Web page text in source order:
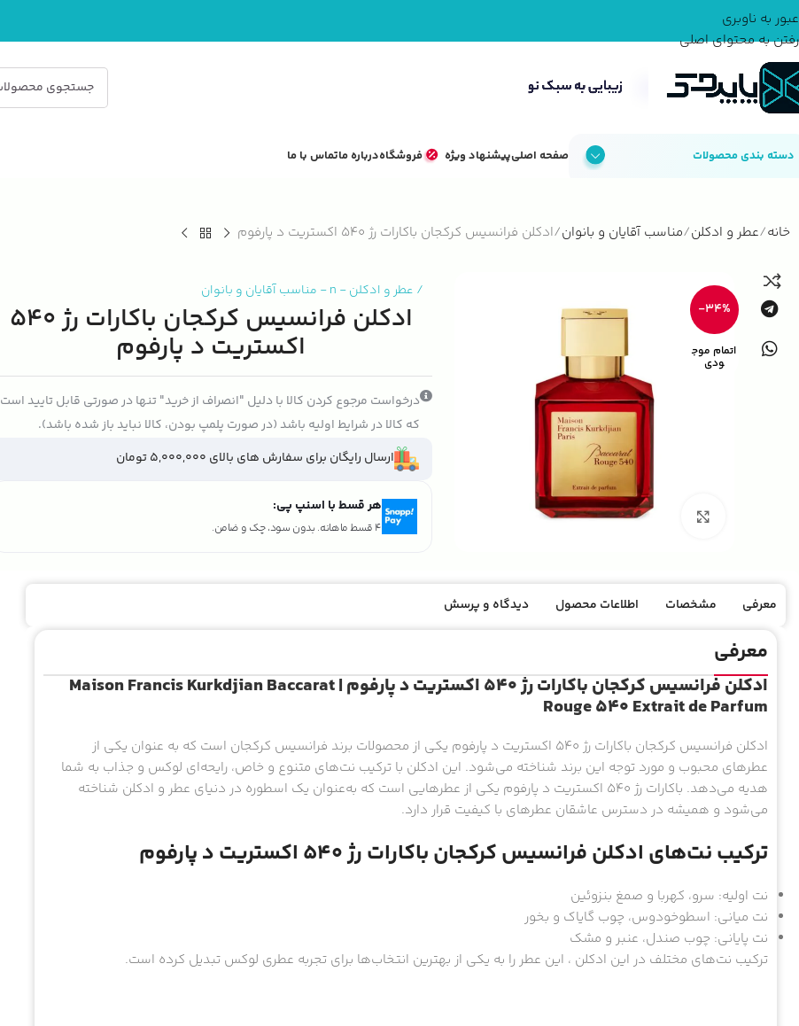
عبور به ناوبری
رفتن به محتوای اصلی
دسته بندی محصولات صفحه اصلیپیشنهاد ویژه فروشگاهدرباره ماتماس با ما
خانه عطر و ادکلن مناسب آقایان و بانوان ادکلن فرانسیس کرکجان باکارات رژ 540 اکستریت د پارفوم
-34%
اتمام موج
ودی
بزرگنمایی تصویر
/ عطر و ادکلن-
n
- مناسب آقایان و بانوان
ادکلن فرانسیس کرکجان باکارات رژ 540
اکستریت د پارفوم
درخواست مرجوع کردن کالا با دلیل "انصراف از خرید" تنها در صورتی قابل تایید است
که کالا در شرایط اولیه باشد (در صورت پلمپ بودن، کالا نباید باز شده باشد).
ارسال رایگان برای سفارش های بالای 5,000,000 تومان
هر قسط با اسنپ پی:
4 قسط ماهانه. بدون سود، چک و ضامن.
معرفی مشخصات اطلاعات محصول دیدگاه و پرسش
معرفی
ادکلن فرانسیس کرکجان باکارات رژ 540 اکستریت د پارفوم | Maison Francis Kurkdjian Baccarat
Rouge 540 Extrait de Parfum
ادکلن فرانسیس کرکجان باکارات رژ 540 اکستریت د پارفوم یکی از محصولات برند فرانسیس کرکجان است که به عنوان یکی از
عطرهای محبوب و مورد توجه این برند شناخته می‌شود. این ادکلن با ترکیب نت‌های متنوع و خاص، رایحه‌ای لوکس و جذاب به شما
هدیه می‌دهد. باکارات رژ 540 اکستریت د پارفوم یکی از عطرهایی است که به‌عنوان یک اسطوره در دنیای عطر و ادکلن شناخته
می‌شود و همیشه در دسترس عاشقان عطرهای با کیفیت قرار دارد.
ترکیب نت‌های ادکلن فرانسیس کرکجان باکارات رژ 540 اکستریت د پارفوم
نت اولیه: سرو، کهربا و صمغ بنزوئین
نت میانی: اسطوخودوس، چوب گایاک و بخور
نت پایانی: چوب صندل، عنبر و مشک
ترکیب نت‌های مختلف در این ادکلن ، این عطر را به یکی از بهترین انتخاب‌ها برای تجربه عطری لوکس تبدیل کرده است.